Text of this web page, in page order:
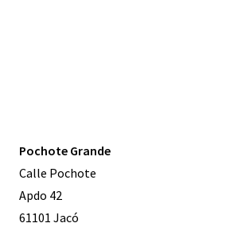
Pochote Grande
Calle Pochote
Apdo 42
61101 Jacó